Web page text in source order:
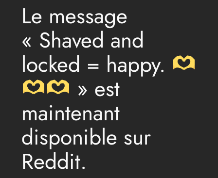
Le message
« Shaved and
locked = happy.
» est
maintenant
disponible sur
Reddit.